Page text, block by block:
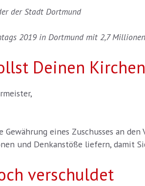
der Stadt Dortmund
2019 in Dortmund mit 2,7
Deinen
Gewährung eines Zuschusses an
und Denkanstöße liefern, damit
verschuldet